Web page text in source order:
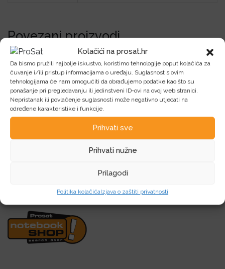
Kolačići na prosat.hr
Da bismo pružili najbolje iskustvo, koristimo tehnologije poput kolačića za
čuvanje i/ili pristup informacijama o uređaju. Suglasnost s ovim
tehnologijama će nam omogućiti da obrađujemo podatke kao što su
ponašanje pri pregledavanju ili jedinstveni ID-ovi na ovoj web stranici.
Nepristanak ili povlačenje suglasnosti može negativno utjecati na
određene karakteristike i funkcije.
Prihvati sve
Prihvati nužne
Prilagodi
Politika kolačićaIzjava o zaštiti privatnosti
Povezani proizvodi
Pogledajte sve
30 godina poslovnog iskustva garancija je
kvalitete i povjerenja kupaca i tvrtki koje posluju